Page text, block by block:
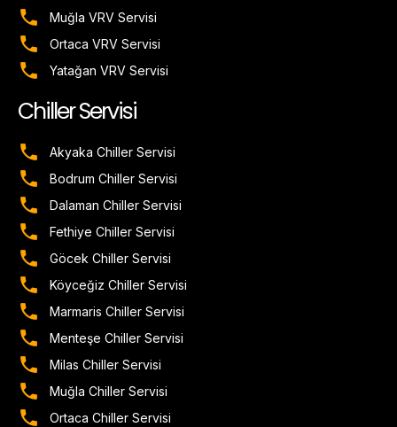
Muğla VRV Servisi
Ortaca VRV Servisi
Yatağan VRV Servisi
Chiller Servisi
Akyaka Chiller Servisi
Bodrum Chiller Servisi
Dalaman Chiller Servisi
Fethiye Chiller Servisi
Göcek Chiller Servisi
Köyceğiz Chiller Servisi
Marmaris Chiller Servisi
Menteşe Chiller Servisi
Milas Chiller Servisi
Muğla Chiller Servisi
Ortaca Chiller Servisi